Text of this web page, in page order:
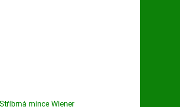
Stříbrná mince Wiener